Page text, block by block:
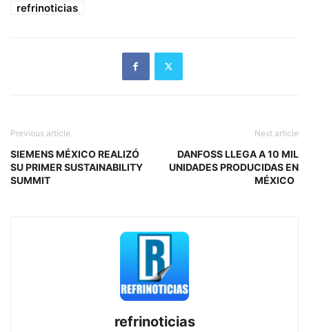
refrinoticias
Previous article
SIEMENS MÉXICO REALIZÓ
SU PRIMER SUSTAINABILITY
SUMMIT
Next article
DANFOSS LLEGA A 10 MIL
UNIDADES PRODUCIDAS EN
MÉXICO
refrinoticias